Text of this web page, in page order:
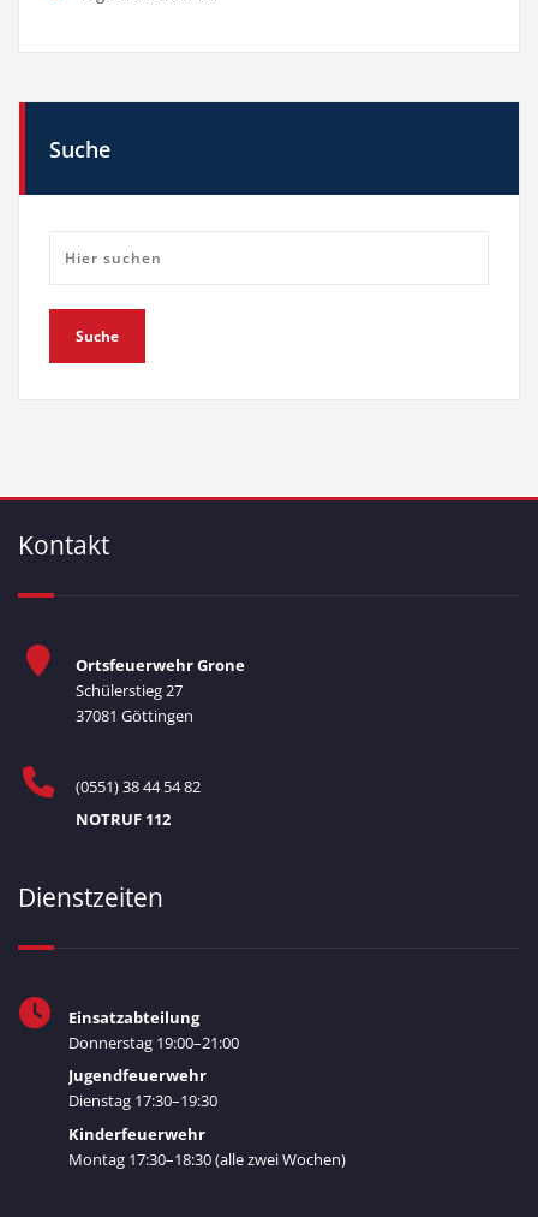
Suche
Kontakt
Ortsfeuerwehr Grone
Schülerstieg 27
37081 Göttingen
(0551) 38 44 54 82
NOTRUF 112
Dienstzeiten
Einsatzabteilung
Donnerstag 19:00–21:00
Jugendfeuerwehr
Dienstag 17:30–19:30
Kinderfeuerwehr
Montag 17:30–18:30 (alle zwei Wochen)